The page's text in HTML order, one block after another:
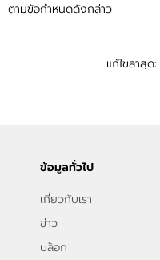
ตามข้อกำหนดดังกล่าว
แก้ไขล่าสุ
ข้อมูลทั่วไป
เกี่ยวกับเรา
ข่าว
บล็อก